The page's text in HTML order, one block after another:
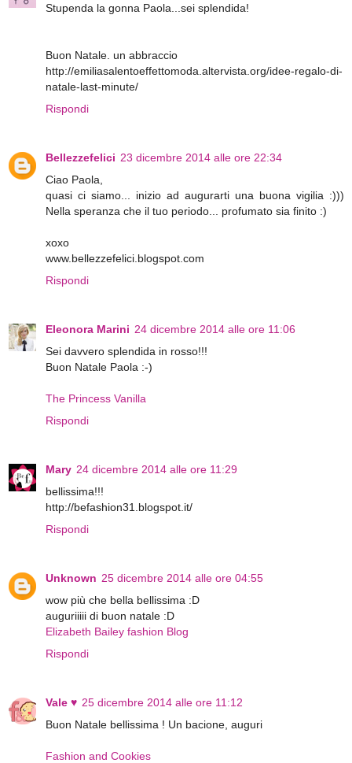
Stupenda la gonna Paola...sei splendida!
Buon Natale. un abbraccio
http://emiliasalentoeffettomoda.altervista.org/idee-regalo-di-
natale-last-minute/
Rispondi
Bellezzefelici 23 dicembre 2014 alle ore 22:34
Ciao Paola,
quasi ci siamo... inizio ad augurarti una buona vigilia :)))
Nella speranza che il tuo periodo... profumato sia finito :)
xoxo
www.bellezzefelici.blogspot.com
Rispondi
Eleonora Marini 24 dicembre 2014 alle ore 11:06
Sei davvero splendida in rosso!!!
Buon Natale Paola :-)
The Princess Vanilla
Rispondi
Mary 24 dicembre 2014 alle ore 11:29
bellissima!!!
http://befashion31.blogspot.it/
Rispondi
Unknown 25 dicembre 2014 alle ore 04:55
wow più che bella bellissima :D
auguriiiii di buon natale :D
Elizabeth Bailey fashion Blog
Rispondi
Vale ♥ 25 dicembre 2014 alle ore 11:12
Buon Natale bellissima ! Un bacione, auguri
Fashion and Cookies